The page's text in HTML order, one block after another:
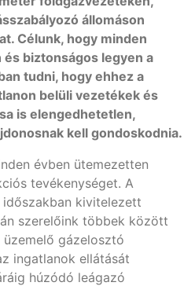
állomáson
Célunk, hogy minden
biztonságos legyen a
tudni, hogy ehhez a
belüli vezetékek és
is elengedhetetlen,
kell gondoskodnia.
évben ütemezetten
tevékenységet. A
kivitelezett
szerelőink többek között
gázelosztó
ingatlanok ellátását
húzódó leágazó